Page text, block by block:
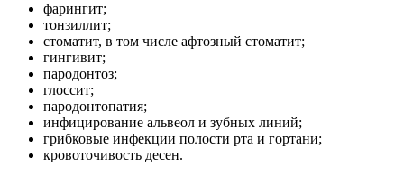
фарингит;
тонзиллит;
стоматит, в том числе афтозный стоматит;
гингивит;
пародонтоз;
глоссит;
пародонтопатия;
инфицирование альвеол и зубных линий;
грибковые инфекции полости рта и гортани;
кровоточивость десен.